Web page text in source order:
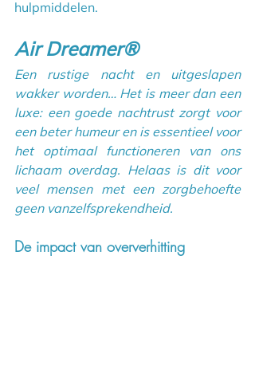
hulpmiddelen.
Air Dreamer®
Een rustige nacht en uitgeslapen
wakker worden… Het is meer dan een
luxe: een goede nachtrust zorgt voor
een beter humeur en is essentieel voor
het optimaal functioneren van ons
lichaam overdag. Helaas is dit voor
veel mensen met een zorgbehoefte
geen vanzelfsprekendheid.
De impact van oververhitting